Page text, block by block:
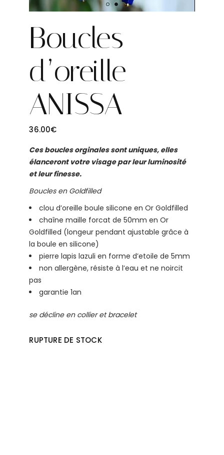
Boucles
d’oreille
ANISSA
36.00€
Ces boucles orginales sont uniques, elles
élanceront votre visage par leur luminosité
et leur finesse.
Boucles en Goldfilled
clou d’oreille boule silicone en Or Goldfilled
chaîne maille forcat de 50mm en Or
Goldfilled (longeur pendant ajustable grâce à
la boule en silicone)
pierre lapis lazuli en forme d’etoile de 5mm
non allergène, résiste à l’eau et ne noircit
pas
garantie 1an
se décline en collier et bracelet
RUPTURE DE STOCK